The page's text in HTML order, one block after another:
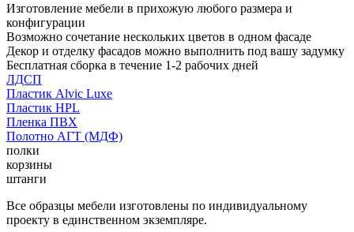
Изготовление мебели в прихожую любого размера и
конфигурации
Возможно сочетание нескольких цветов в одном фасаде
Декор и отделку фасадов можно выполнить под вашу задумку
Бесплатная сборка в течение 1-2 рабочих дней
ЛДСП
Пластик Alvic Luxe
Пластик HPL
Пленка ПВХ
Полотно АГТ (МДФ)
полки
корзины
штанги
Все образцы мебели изготовлены по индивидуальному
проекту в единственном экземпляре.